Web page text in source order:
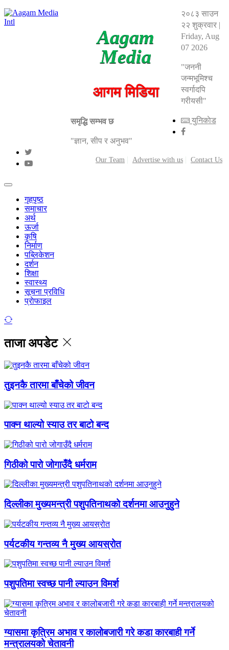
Aagam
Media
आगम मिडिया
समृद्धि सम्भव छ
"ज्ञान, सीप र अनुभव"
Our Team Advertise with us Contact Us
२०८३ साउन
२२ शुक्रवार|
Friday, Aug
07 2026
"जननी
जन्मभूमिश्च
स्वर्गादपि
गरीयसी"
युनिकाेड
गृहपृष्ठ
समाचार
अर्थ
ऊर्जा
कृषि
निर्माण
पब्लिकेशन
दर्शन
शिक्षा
स्वास्थ्य
सूचना प्रविधि
प्राेफाइल
ताजा अपडेट
तुइनकै तारमा बाँचेको जीवन
पाक्न थाल्यो स्याउ तर बाटो बन्द
गिठीको पारो जोगाउँदै धर्मराम
दिल्लीका मुख्यमन्त्री पशुपतिनाथको दर्शनमा आउनुहुने
पर्यटकीय गन्तव्य नै मुख्य आयस्रोत
पशुपतिमा स्वच्छ पानी ल्याउन विमर्श
ग्यासमा कृत्रिम अभाव र कालोबजारी गरे कडा कारबाही गर्ने
मन्त्रालयको चेतावनी